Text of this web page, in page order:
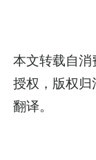
本文转载自
授权，版权
翻译。